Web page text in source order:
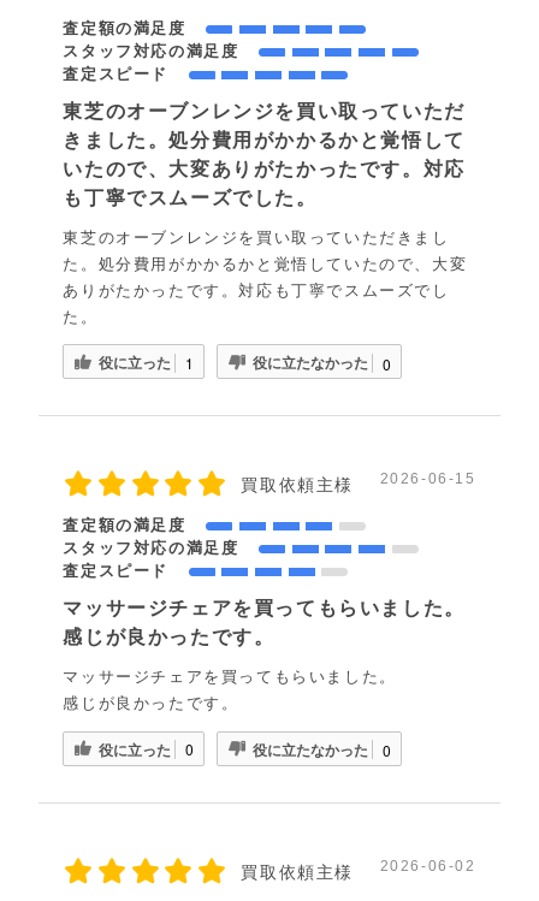
査定額の満足度
スタッフ対応の満足度
査定スピード
東芝のオーブンレンジを買い取っていただ
きました。処分費用がかかるかと覚悟して
いたので、大変ありがたかったです。対応
も丁寧でスムーズでした。
東芝のオーブンレンジを買い取っていただきまし
た。処分費用がかかるかと覚悟していたので、大変
ありがたかったです。対応も丁寧でスムーズでし
た。
役に立った 1 役に立たなかった 0
買取依頼主様 2026-06-15
査定額の満足度
スタッフ対応の満足度
査定スピード
マッサージチェアを買ってもらいました。
感じが良かったです。
マッサージチェアを買ってもらいました。
感じが良かったです。
役に立った 0 役に立たなかった 0
買取依頼主様 2026-06-02